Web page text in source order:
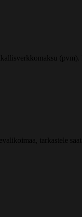
tarkastele